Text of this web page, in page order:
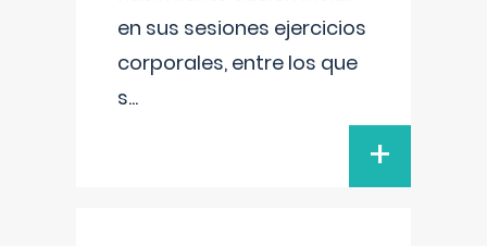
en sus sesiones ejercicios
corporales, entre los que
s...
+